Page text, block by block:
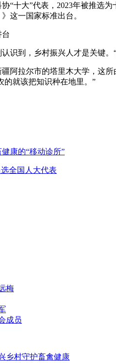
“十大”代表，2023年被推选
这一国家标准出台。
识到，乡村振兴人才是关键
阿拉尔市的塔里木大学，这
的就该把知识种在地里。”
康的“移动诊所”
全国人大代表
梅
成员
乡村守护畜禽健康